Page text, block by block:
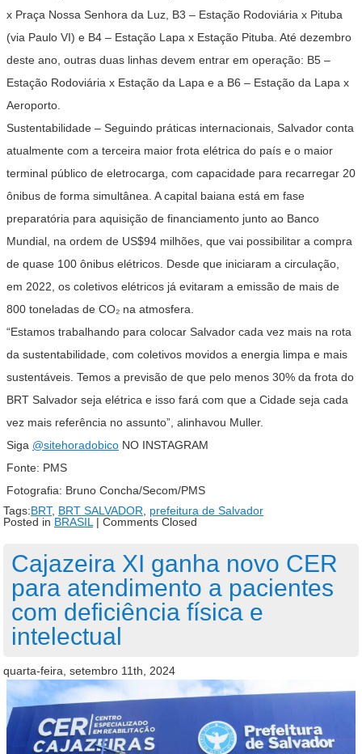
x Praça Nossa Senhora da Luz, B3 – Estação Rodoviária x Pituba
(via Paulo VI) e B4 – Estação Lapa x Estação Pituba. Até dezembro
deste ano, outras duas linhas devem entrar em operação: B5 –
Estação Rodoviária x Estação da Lapa e a B6 – Estação da Lapa x
Aeroporto.
Sustentabilidade – Seguindo práticas internacionais, Salvador conta
atualmente com a terceira maior frota elétrica do país e o maior
terminal público de eletrocarga, com capacidade para recarregar 20
ônibus de forma simultânea. A capital baiana está em fase
preparatória para aquisição de financiamento junto ao Banco
Mundial, na ordem de US$94 milhões, que vai possibilitar a compra
de quase 100 ônibus elétricos. Desde que iniciaram a circulação,
em 2022, os coletivos elétricos já evitaram a emissão de mais de
800 toneladas de CO₂ na atmosfera.
“Estamos trabalhando para colocar Salvador cada vez mais na rota
da sustentabilidade, com coletivos movidos a energia limpa e mais
sustentáveis. Temos a previsão de que pelo menos 30% da frota do
BRT Salvador seja elétrica e isso fará com que a Cidade seja cada
vez mais referência no assunto”, alinhavou Muller.
Siga @sitehoradobico NO INSTAGRAM
Fonte: PMS
Fotografia: Bruno Concha/Secom/PMS
Tags:BRT, BRT SALVADOR
prefeitura de Salvador
Posted in BRASIL | Comments Closed
Cajazeira XI ganha novo CER
para atendimento a pacientes
com deficiência física e
intelectual
quarta-feira, setembro 11th, 2024